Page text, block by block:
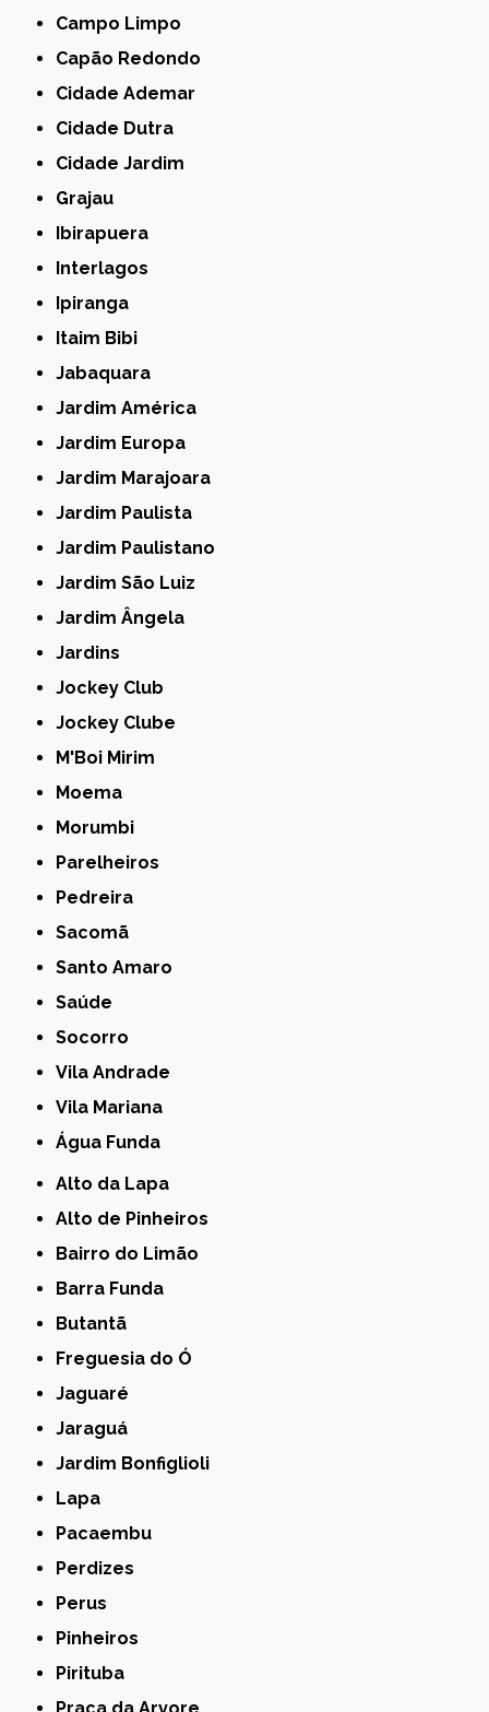
Campo Limpo
Capão Redondo
Cidade Ademar
Cidade Dutra
Cidade Jardim
Grajau
Ibirapuera
Interlagos
Ipiranga
Itaim Bibi
Jabaquara
Jardim América
Jardim Europa
Jardim Marajoara
Jardim Paulista
Jardim Paulistano
Jardim São Luiz
Jardim Ângela
Jardins
Jockey Club
Jockey Clube
M'Boi Mirim
Moema
Morumbi
Parelheiros
Pedreira
Sacomã
Santo Amaro
Saúde
Socorro
Vila Andrade
Vila Mariana
Água Funda
Alto da Lapa
Alto de Pinheiros
Bairro do Limão
Barra Funda
Butantã
Freguesia do Ó
Jaguaré
Jaraguá
Jardim Bonfiglioli
Lapa
Pacaembu
Perdizes
Perus
Pinheiros
Pirituba